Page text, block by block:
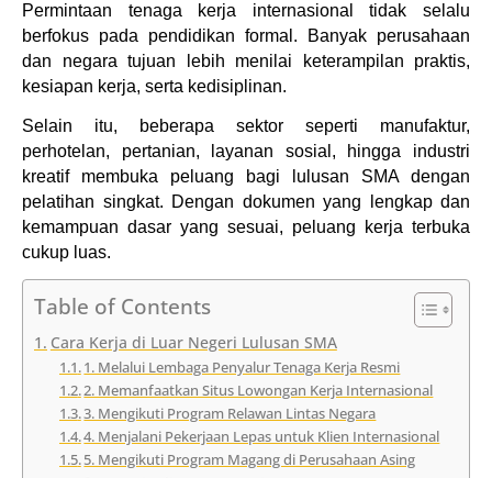
Permintaan tenaga kerja internasional tidak selalu
berfokus pada pendidikan formal. Banyak perusahaan
dan negara tujuan lebih menilai keterampilan praktis,
kesiapan kerja, serta kedisiplinan.
Selain itu, beberapa sektor seperti manufaktur,
perhotelan, pertanian, layanan sosial, hingga industri
kreatif membuka peluang bagi lulusan SMA dengan
pelatihan singkat. Dengan dokumen yang lengkap dan
kemampuan dasar yang sesuai, peluang kerja terbuka
cukup luas.
Table of Contents
Cara Kerja di Luar Negeri Lulusan SMA
1. Melalui Lembaga Penyalur Tenaga Kerja Resmi
2. Memanfaatkan Situs Lowongan Kerja Internasional
3. Mengikuti Program Relawan Lintas Negara
4. Menjalani Pekerjaan Lepas untuk Klien Internasional
5. Mengikuti Program Magang di Perusahaan Asing